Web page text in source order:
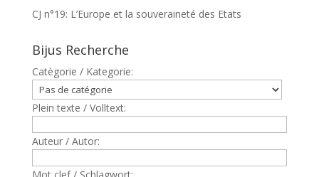
CJ n°19: L’Europe et la souveraineté des Etats
Bijus Recherche
Catègorie / Kategorie:
Plein texte / Volltext:
Auteur / Autor: